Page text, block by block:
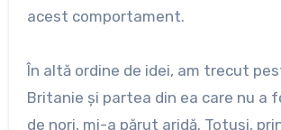
acest comportament.
În altă ordine de idei, am trecut
Britanie şi partea din ea care nu a
de nori, mi-a părut aridă. Totuşi,